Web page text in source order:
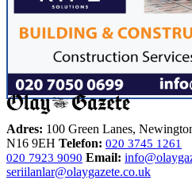
Adres: 100 Green Lanes,
N16 9EH Telefon: 020 3745 1261
020 7923 9090 Email:
seriilanlar@olaygazete.co.uk